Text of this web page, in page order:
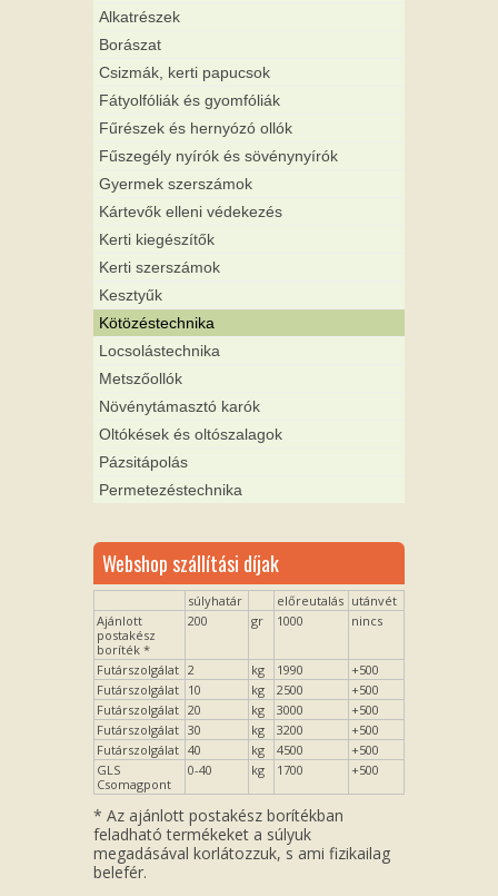
Alkatrészek
Borászat
Csizmák, kerti papucsok
Fátyolfóliák és gyomfóliák
Fűrészek és hernyózó ollók
Fűszegély nyírók és sövénynyírók
Gyermek szerszámok
Kártevők elleni védekezés
Kerti kiegészítők
Kerti szerszámok
Kesztyűk
Kötözéstechnika
Locsolástechnika
Metszőollók
Növénytámasztó karók
Oltókések és oltószalagok
Pázsitápolás
Permetezéstechnika
Webshop szállítási díjak
súlyhatár előreutalás utánvét
Ajánlott
postakész
boríték *
200 gr 1000 nincs
Futárszolgálat 2 kg 1990
+500
Futárszolgálat 10 kg 2500
+500
Futárszolgálat 20 kg 3000
+500
Futárszolgálat 30 kg 3200
+500
Futárszolgálat 40 kg 4500
+500
GLS
Csomagpont
0-40 kg 1700 +500
* Az ajánlott postakész borítékban
feladható termékeket a súlyuk
megadásával korlátozzuk, s ami fizikailag
belefér.